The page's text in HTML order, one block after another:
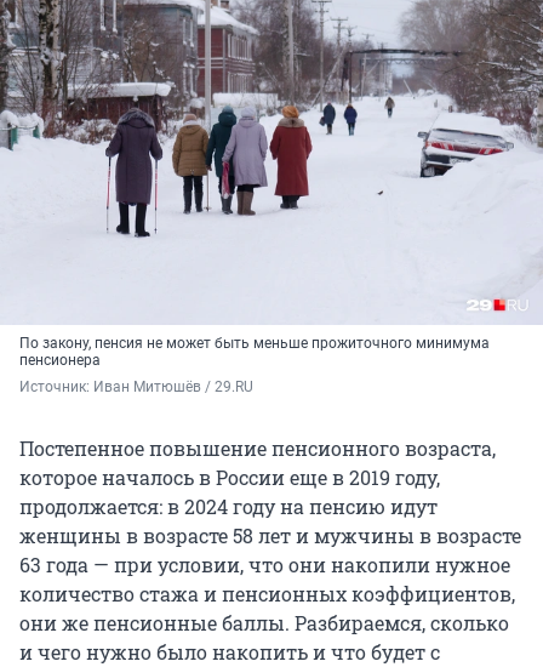
По закону, пенсия не может быть меньше прожиточного минимума
пенсионера
Источник: Иван Митюшёв / 29.RU
Постепенное повышение пенсионного возраста,
которое началось в России еще в 2019 году,
продолжается: в 2024 году на пенсию идут
женщины в возрасте 58 лет и мужчины в возрасте
63 года — при условии, что они накопили нужное
количество стажа и пенсионных коэффициентов,
они же пенсионные баллы. Разбираемся, сколько
и чего нужно было накопить и что будет с